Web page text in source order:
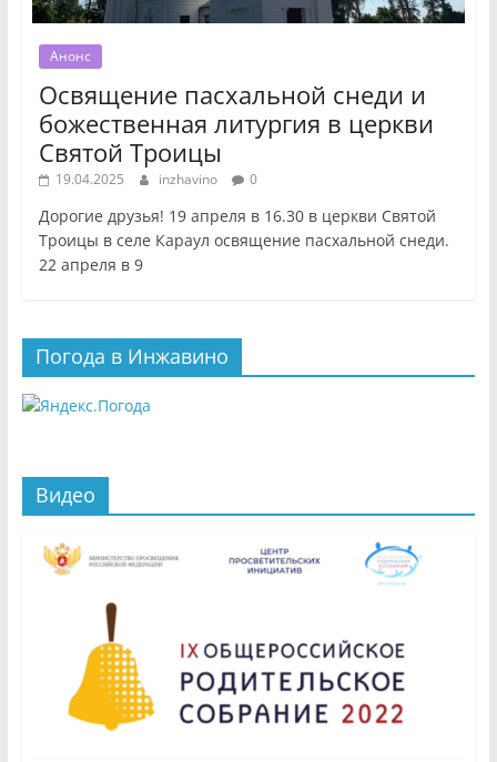
Анонс
Освящение пасхальной снеди и
божественная литургия в церкви
Святой Троицы
19.04.2025 inzhavino 0
Дорогие друзья! 19 апреля в 16.30 в церкви Святой
Троицы в селе Караул освящение пасхальной снеди.
22 апреля в 9
Погода в Инжавино
Видео